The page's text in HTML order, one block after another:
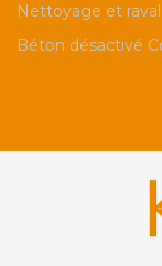
Nettoyage et
Béton désactivé